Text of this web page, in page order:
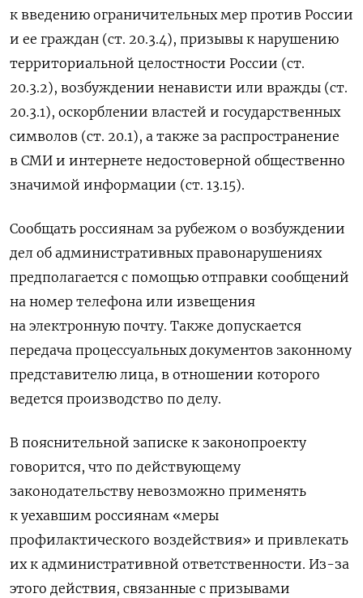
к введению ограничительных мер против России
и ее граждан (ст. 20.3.4), призывы к нарушению
территориальной целостности России (ст.
20.3.2), возбуждении ненависти или вражды (ст.
20.3.1), оскорблении властей и государственных
символов (ст. 20.1), а также за распространение
в СМИ и интернете недостоверной общественно
значимой информации (ст. 13.15).
Сообщать россиянам за рубежом о возбуждении
дел об административных правонарушениях
предполагается с помощью отправки сообщений
на номер телефона или извещения
на электронную почту. Также допускается
передача процессуальных документов законному
представителю лица, в отношении которого
ведется производство по делу.
В пояснительной записке к законопроекту
говорится, что по действующему
законодательству невозможно применять
к уехавшим россиянам «меры
профилактического воздействия» и привлекать
их к административной ответственности. Из-за
этого действия, связанные с призывами